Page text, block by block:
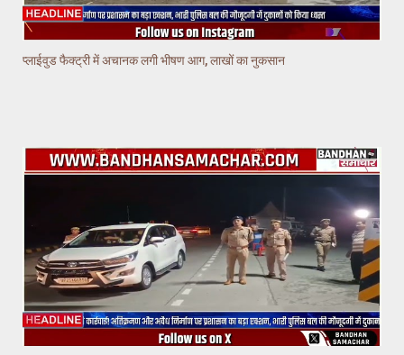
प्लाईवुड फैक्ट्री में अचानक लगी भीषण आग, लाखों का नुकसान